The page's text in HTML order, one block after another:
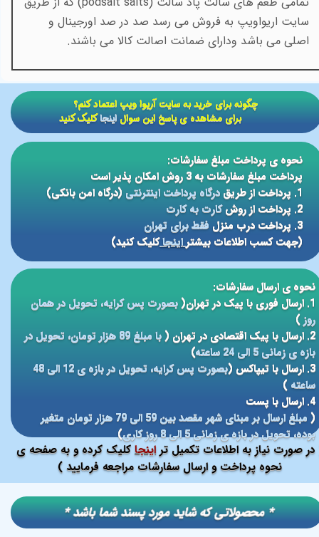
سایت اریواویپ به فروش می رسد صد در صد اورجینال و
اصلی می باشد ودارای ضمانت اصالت کالا می باشند.
صورت نیاز به اطلاعات تکمیل تراینجا کلیک کرده و به صفحه ی
نحوه پرداخت و ارسال سفارشات مراجعه فرمایید )
نحوه ی پرداخت مبلغ سفارشات:
پرداخت مبلغ سفارشات به 3 روش امکان پذیر است
1. پرداخت از طریق
درگاه پرداخت اینترنتی(درگاه امن بانکی)
2. پرداخت از روش
کارت به کارت
3. پرداخت درب منزل
فقط برای تهران
(جهت کسب اطلاعات بیشتر اینجاکلیک کنید)
نحوه ی ارسال سفارشات:
1. ارسال فوری با پیک در تهران(
بصورت پس کرایه، تحویل در همان
روز)
2. ارسال با پیک اقتصادی در تهران (
با مبلغ 89 هزار تومان، تحویل در
بازه ی زمانی 5 الی 24 ساعته
)
3. ارسال با تیپاکس (
بصورت پس کرایه، تحویل در بازه ی 12 الی 48
ساعته )
4. ارسال با پست
(
مبلغ ارسال بر مبنای شهر مقصد بین 59 الی 79 هزار تومان متغیر
بوده، تحویل در بازه ی زمانی 5 الی 8 روز کاری
)
​​چگونه برای خرید به سایت آریوا ویپ اعتماد کنم؟
برای مشاهده ی پاسخ این سوالاینجاکلیک کنید
​​* محصولاتی که شاید مورد پسند شما باشد *